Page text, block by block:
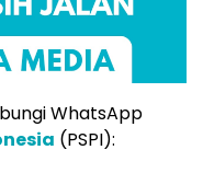
WhatsApp
(PSPI):